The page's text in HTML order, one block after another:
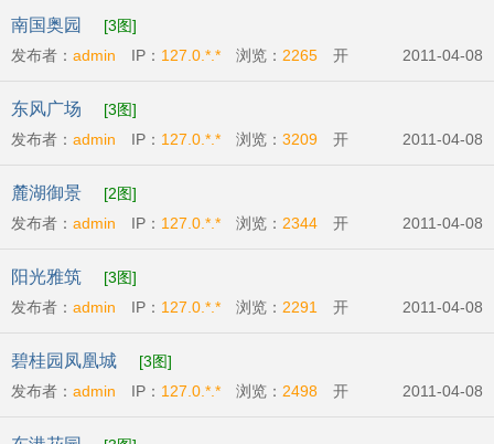
04-09
南国奥园
[3图]
发布者： admin IP： 127.0.*.* 浏览： 2265 开
时间:2011-04-07
2011-04-08
东风广场
[3图]
发布者： admin IP： 127.0.*.* 浏览： 3209 开
间:2011-04-09
2011-04-08
麓湖御景
[2图]
发布者： admin IP： 127.0.*.* 浏览： 2344 开
间:2011-04-07
2011-04-08
阳光雅筑
[3图]
发布者： admin IP： 127.0.*.* 浏览： 2291
开
04-09
2011-04-08
碧桂园凤凰城
[3图]
发布者： admin IP： 127.0.*.* 浏览： 2498 开
2011-04-08